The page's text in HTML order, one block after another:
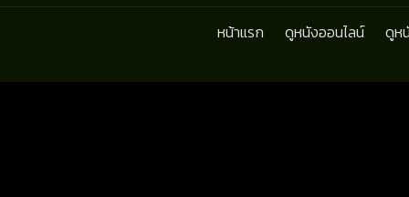
หน้าแรก ดูหนังออนไลน์ ดูห